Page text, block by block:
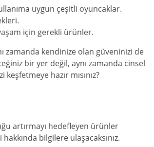
uygun çeşitli oyuncaklar.
için gerekli ürünler.
zamanda kendinize olan güveninizi de
bir yer değil, aynı zamanda cinsel
hazır mısınız?
artırmayı hedefleyen ürünler
bilgilere ulaşacaksınız.